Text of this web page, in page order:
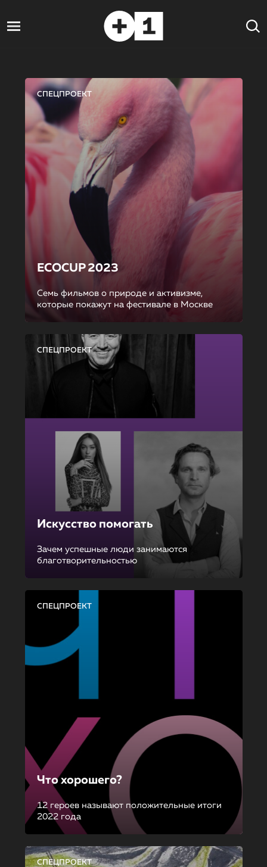
СПЕЦПРОЕКТ
ECOCUP 2023
Семь фильмов о природе и активизме,
которые покажут на фестивале в Москве
СПЕЦПРОЕКТ
Искусство помогать
Зачем успешные люди занимаются
благотворительностью
СПЕЦПРОЕКТ
Что хорошего?
12 героев называют положительные итоги
2022 года
СПЕЦПРОЕКТ